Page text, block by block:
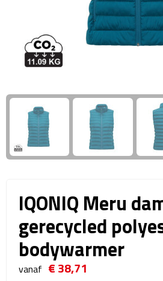
Laptophoezen & -tassen
Tablettassen
Reistassen & Trolleys
Reistassen
Trolleys
Reistassensets
Weekendtassen
Duffeltassen
IQONIQ Meru
gerecycled
bodywarmer
vanaf € 38,71